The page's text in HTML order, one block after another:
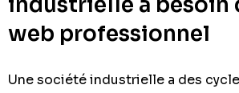
web professionnel
Une société industrielle a des